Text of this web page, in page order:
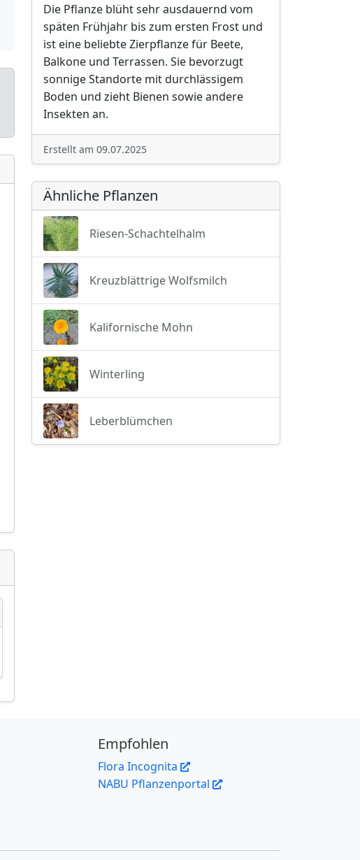
Die Pflanze blüht sehr ausdauernd vom
späten Frühjahr bis zum ersten Frost und
ist eine beliebte Zierpflanze für Beete,
Balkone und Terrassen. Sie bevorzugt
sonnige Standorte mit durchlässigem
Boden und zieht Bienen sowie andere
Insekten an.
Erstellt am 09.07.2025
Ähnliche Pflanzen
Riesen-Schachtelhalm
Kreuzblättrige Wolfsmilch
Kalifornische Mohn
Winterling
Leberblümchen
Empfohlen
Flora Incognita
NABU Pflanzenportal